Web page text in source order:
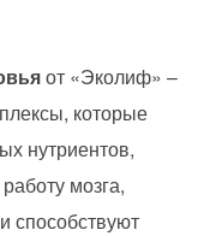
от «Эколиф» –
которые
нутриентов,
мозга,
способствуют